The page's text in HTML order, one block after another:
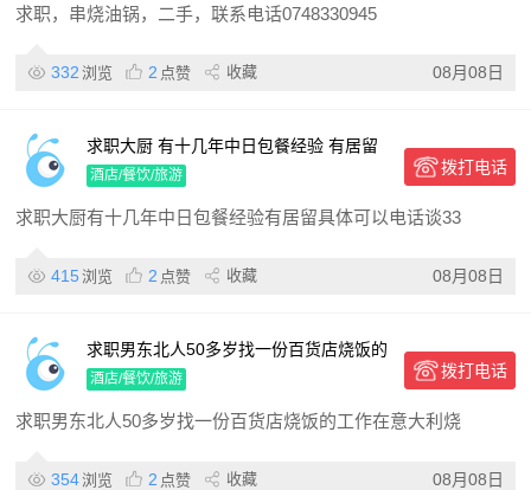
求职，串烧油锅，二手，联系电话0748330945
332 浏览 2 点赞 收藏 08月08日
求职大厨 有十几年中日包餐经验 有居留
酒店/餐饮/旅游 拨打电话
求职大厨有十几年中日包餐经验有居留具体可以电话谈33
415 浏览 2 点赞 收藏 08月08日
求职男东北人50多岁找一份百货店烧饭的
工作在意大利烧饭十年了有工作经验
酒店/餐饮/旅游 拨打电话
求职男东北人50多岁找一份百货店烧饭的工作在意大利烧
354浏览 2 点赞 收藏 08月08日